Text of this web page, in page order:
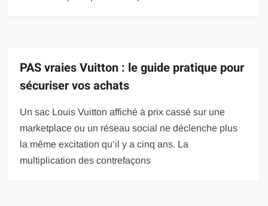
PAS vraies Vuitton : le guide pratique pour
sécuriser vos achats
Un sac Louis Vuitton affiché à prix cassé sur une
marketplace ou un réseau social ne déclenche plus
la même excitation qu’il y a cinq ans. La
multiplication des contrefaçons